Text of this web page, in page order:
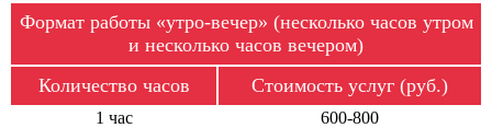
Формат работы «утро-вечер» (несколько часов утром
и несколько часов вечером)
Количество часов
Стоимость услуг (руб.)
1 час
600-800